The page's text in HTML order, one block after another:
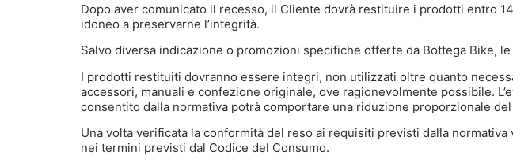
Dopo aver comunicato il recesso, il Cliente dovrà restituire i prodotti entro
idoneo a preservarne l’integrità.
Salvo diversa indicazione o promozioni specifiche offerte da Bottega Bike,
I prodotti restituiti dovranno essere integri, non utilizzati oltre quanto
accessori, manuali e confezione originale, ove ragionevolmente possibile.
consentito dalla normativa potrà comportare una riduzione proporzionale
Una volta verificata la conformità del reso ai requisiti previsti dalla
nei termini previsti dal Codice del Consumo.